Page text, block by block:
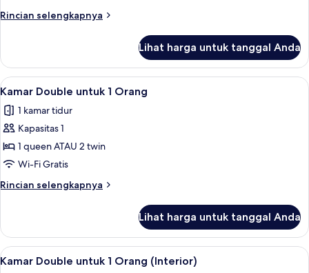
Basic
Rincian selengkapnya
Rincian
Kamar
Double
Basic
Lihat harga untuk tanggal Anda
Lihat
semua
foto
untuk
Kamar
Double
untuk
1
Selimut bulu angsa, busa memori,
10
Kamar Double untuk 1 Orang
1 kamar tidur
Kapasitas 1
1 queen ATAU 2 twin
Wi-Fi Gratis
Rincian selengkapnya
Rincian
Kamar
Double
untuk
Lihat harga untuk tanggal Anda
Lihat
semua
Pancuran hujan, pengering rambut,
10
Kamar Double untuk 1 Orang (Interior)